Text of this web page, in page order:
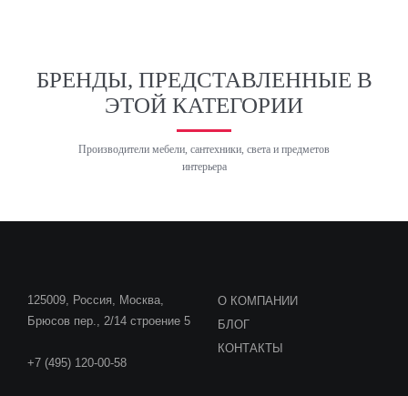
БРЕНДЫ, ПРЕДСТАВЛЕННЫЕ В
ЭТОЙ КАТЕГОРИИ
Производители мебели, сантехники, света и предметов
интерьера
125009, Россия, Москва,
Брюсов пер., 2/14 строение 5
+7 (495) 120-00-58
О КОМПАНИИ
БЛОГ
КОНТАКТЫ